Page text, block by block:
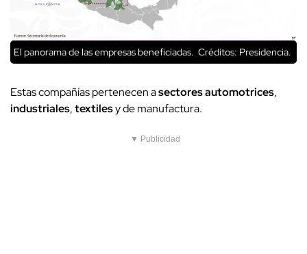
El panorama de las empresas beneficiadas. Créditos: Presidencia.
Estas compañías pertenecen asectores automotrices,
industriales,textilesy de manufactura.
▼ Publicidad